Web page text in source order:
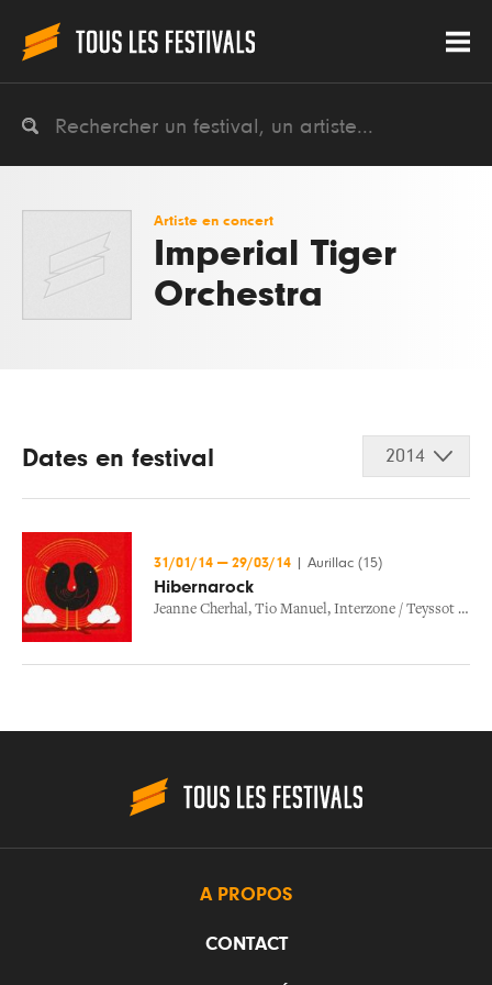
Artiste en concert
Imperial Tiger
Orchestra
Dates en festival 2014
31/01/14 — 29/03/14 Aurillac (15)
Hibernarock
Jeanne Cherhal, Tio Manuel, Interzone / Teyssot Gay & Aljaramani
A PROPOS
CONTACT